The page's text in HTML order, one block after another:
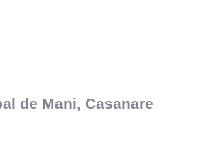
de Mani, Casanare